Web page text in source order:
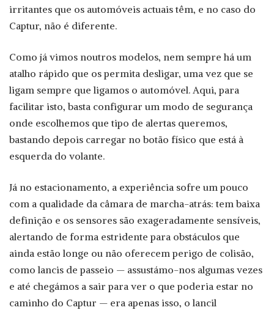
irritantes que os automóveis actuais têm, e no caso do
Captur, não é diferente.
Como já vimos noutros modelos, nem sempre há um
atalho rápido que os permita desligar, uma vez que se
ligam sempre que ligamos o automóvel. Aqui, para
facilitar isto, basta configurar um modo de segurança
onde escolhemos que tipo de alertas queremos,
bastando depois carregar no botão físico que está à
esquerda do volante.
Já no estacionamento, a experiência sofre um pouco
com a qualidade da câmara de marcha-atrás: tem baixa
definição e os sensores são exageradamente sensíveis,
alertando de forma estridente para obstáculos que
ainda estão longe ou não oferecem perigo de colisão,
como lancis de passeio — assustámo-nos algumas vezes
e até chegámos a sair para ver o que poderia estar no
caminho do Captur — era apenas isso, o lancil